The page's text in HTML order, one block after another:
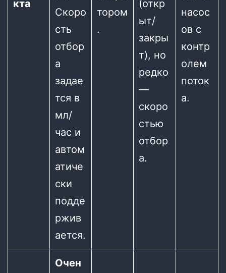
кта
Скоро
сть
отбор
а
задае
тся в
мл/
час и
автом
атиче
ски
подде
ржив
ается.
тором
.
(откр
ыт/
закры
т), но
редко
—
скоро
стью
отбор
а.
насос
ов с
контр
олем
поток
а.
Очен